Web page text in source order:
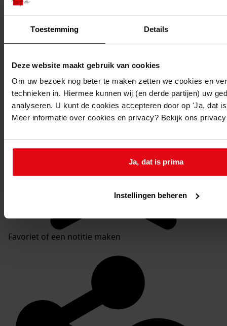
Toestemming Details
Deze website maakt gebruik van cookies
Om uw bezoek nog beter te maken zetten we cookies en
technieken in. Hiermee kunnen wij (en derde partijen) uw
analyseren. U kunt de cookies accepteren door op 'Ja, dat
Meer informatie over cookies en privacy? Bekijk ons
Ja, dat is prima
Instellingen beheren
401 - 500
Mijn Studiezaal
Favoriet of een notitie maken